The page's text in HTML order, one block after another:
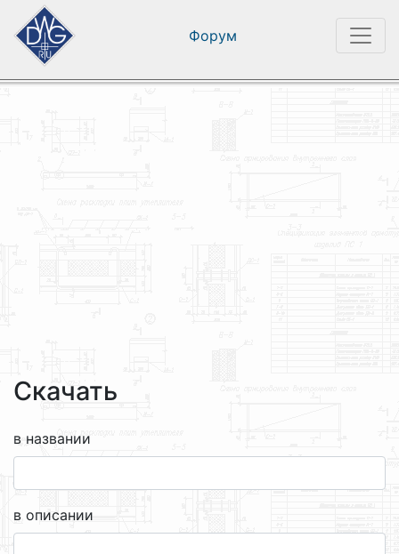
Форум
Скачать
в названии
в описании